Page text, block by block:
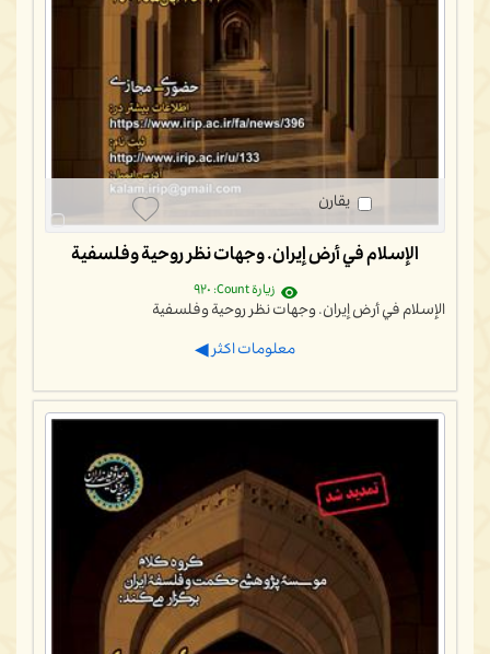
يقارن
الإسلام في أرض إيران. وجهات نظر روحية وفلسفية
زيارة Count: ٩٢٠
الإسلام في أرض إيران. وجهات نظر روحية وفلسفية
معلومات اكثر